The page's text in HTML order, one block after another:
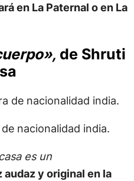
en La Paternal o en La
de Shruti
nacionalidad india.
es un
audaz y original en la